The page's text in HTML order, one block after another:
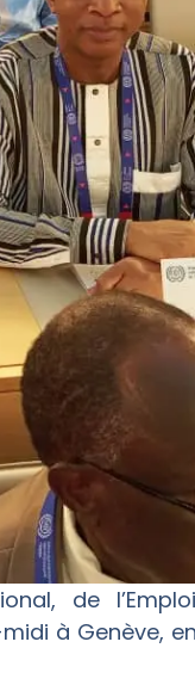
de
à Genève,